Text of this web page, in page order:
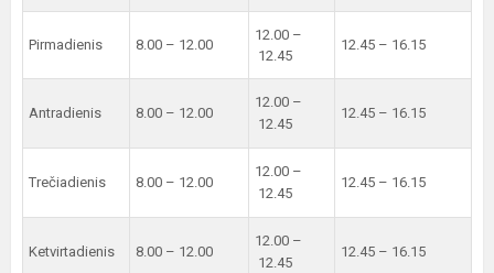
Pirmadienis 8.00 – 12.00
12.00 –
12.45
12.45 – 16.15
Antradienis 8.00 – 12.00
12.00 –
12.45
12.45 – 16.15
Trečiadienis 8.00 – 12.00
12.00 –
12.45
12.45 – 16.15
Ketvirtadienis 8.00 – 12.00
12.00 –
12.45
12.45 – 16.15